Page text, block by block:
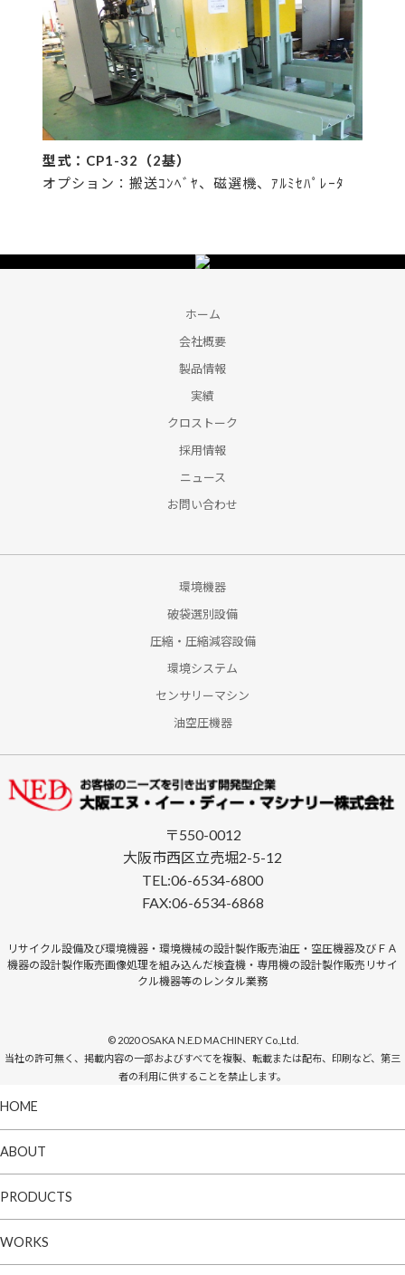
型式：CP1-32（2基）
オプション：搬送ｺﾝﾍﾞﾔ、磁選機、ｱﾙﾐｾﾊﾟﾚｰﾀ
ホーム
会社概要
製品情報
実績
クロストーク
採用情報
ニュース
お問い合わせ
環境機器
破袋選別設備
圧縮・圧縮減容設備
環境システム
センサリーマシン
油空圧機器
〒550-0012
大阪市西区立売堀2-5-12
TEL:06-6534-6800
FAX:06-6534-6868
リサイクル設備及び環境機器・環境機械の設計製作販売油圧・空圧機器及びＦＡ
機器の設計製作販売画像処理を組み込んだ検査機・専用機の設計製作販売リサイ
クル機器等のレンタル業務
© 2020 OSAKA N.E.D MACHINERY Co.,Ltd.
当社の許可無く、掲載内容の一部およびすべてを複製、転載または配布、印刷など、第三
者の利用に供することを禁止します。
HOME
ABOUT
PRODUCTS
WORKS